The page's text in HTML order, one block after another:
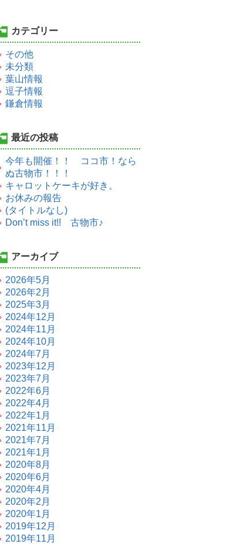
カテゴリー
その他
未分類
葉山情報
逗子情報
鎌倉情報
最近の投稿
今年も開催！！ ココ市！なら
ぬ古物市！！！
キャロットケーキが好き。
お休みの報告
(タイトルなし)
Don’t miss it!! 古物市♪
アーカイブ
2026年5月
2026年2月
2025年3月
2024年12月
2024年11月
2024年10月
2024年7月
2023年12月
2023年7月
2022年6月
2022年4月
2022年1月
2021年11月
2021年7月
2021年1月
2020年8月
2020年6月
2020年4月
2020年2月
2020年1月
2019年12月
2019年11月